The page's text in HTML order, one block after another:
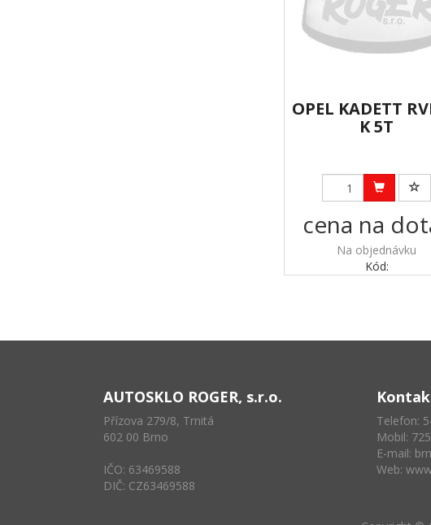
OPEL KADETT
K 5T
cena na
Na objednávku
Kód:
AUTOSKLO ROGER, s.r.o.
Přízova 279/8, Trnitá
602 00 Brno
IČO: 63469588
DIČ: CZ63469588
Telefon:
Mobil:
E-mail:
Web: